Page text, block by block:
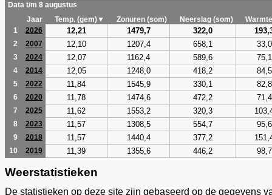
Data t/m 8 augustus
Jaar
Temp. (gem)▼ Zonuren (som) Neerslag (som)
1
2026 12,21 1479,7 322,0
2 2007 12,10 1207,4 658,1 33,0
3 2024 12,07 1162,4 589,6 75,1
4 2014 12,05 1248,0 418,2 84,5
5 2022 11,84 1545,9 330,1 82,8
6 2020 11,78 1474,6 472,2 71,4
7 2025 11,62 1553,2 320,3
8 2023 11,57 1308,5 554,7 95,6
9 2018 11,57 1440,4 377,2
10 2019 11,39 1355,6 446,2 98,7
Weerstatistieken
De statistieken op deze site zijn gebaseerd op de gegevens